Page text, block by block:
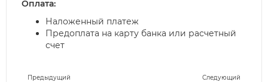
Предыдущий Следующий
Оплата:
Наложенный платеж
Предоплата на карту банка или расчетный
счет